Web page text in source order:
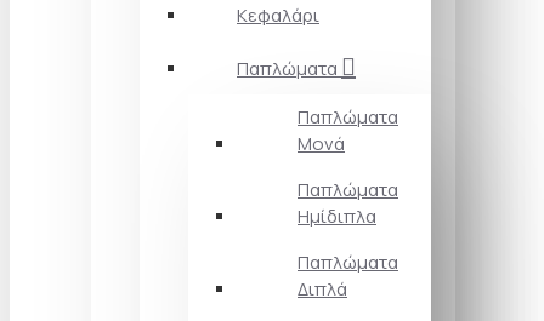
Κεφαλάρι
Παπλώματα
Παπλώματα
Μονά
Παπλώματα
Ημίδιπλα
Παπλώματα
Διπλά